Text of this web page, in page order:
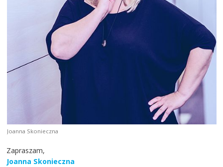
Joanna Skonieczna
Zapraszam,
Joanna Skonieczna